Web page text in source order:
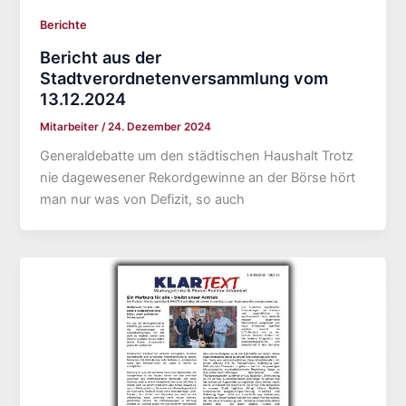
Berichte
Bericht aus der
Stadtverordnetenversammlung vom
13.12.2024
Mitarbeiter /24. Dezember 2024
Generaldebatte um den städtischen Haushalt Trotz
nie dagewesener Rekordgewinne an der Börse hört
man nur was von Defizit, so auch